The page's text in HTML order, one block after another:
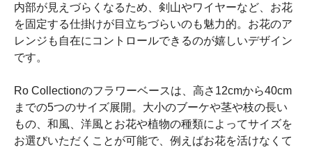
内部が見えづらくなるため、剣山やワイヤーなど、お花
を固定する仕掛けが目立ちづらいのも魅力的。お花のア
レンジも自在にコントロールできるのが嬉しいデザイン
です。
Ro Collectionのフラワーベースは、高さ12cmから40cm
までの5つのサイズ展開。大小のブーケや茎や枝の長い
もの、和風、洋風とお花や植物の種類によってサイズを
お選びいただくことが可能で、例えばお花を活けなくて